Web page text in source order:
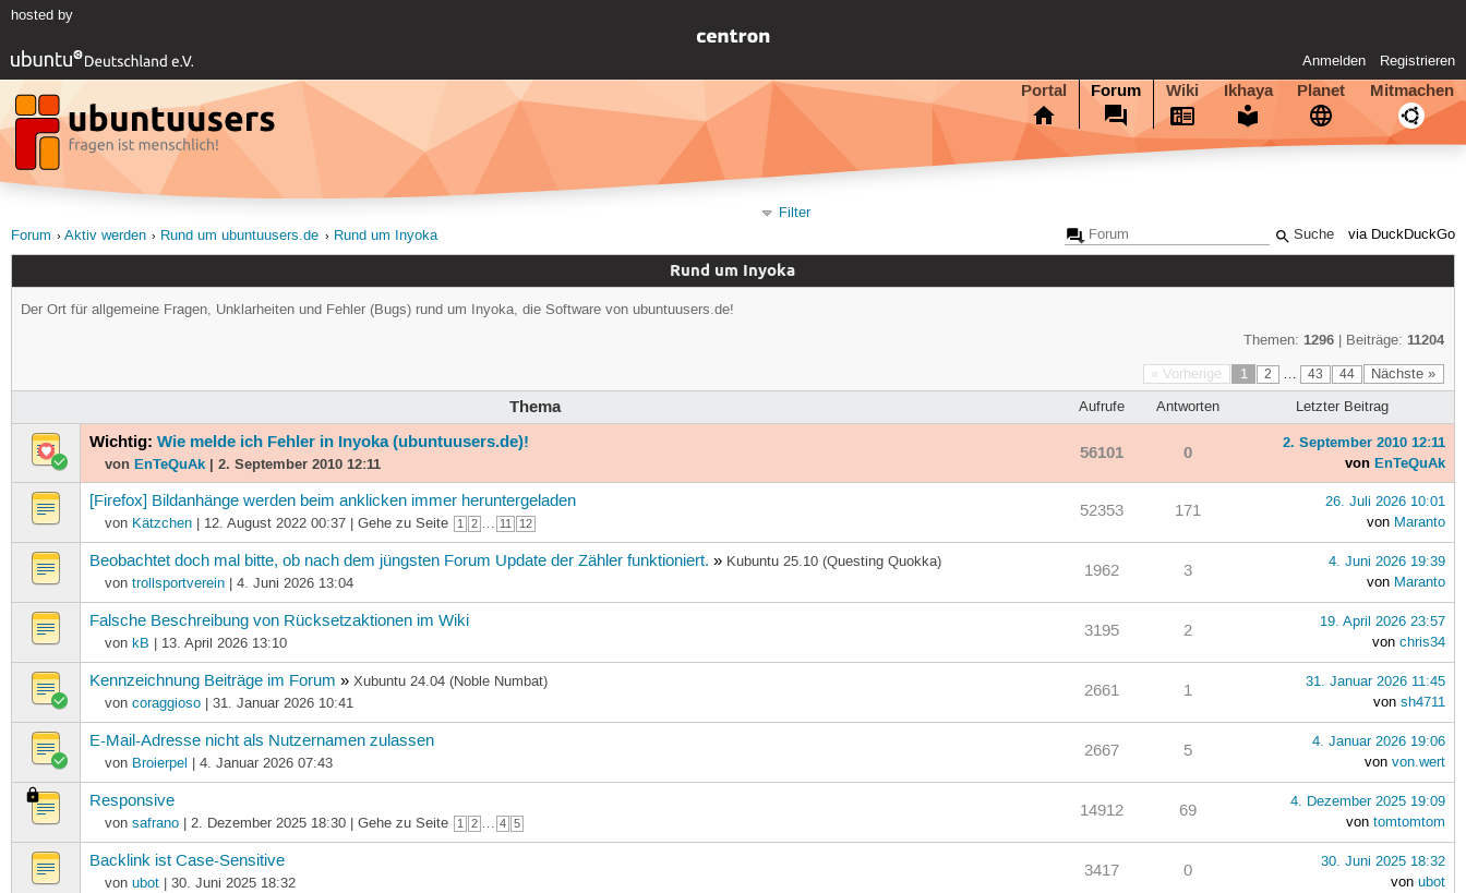
hosted by
Anmelden Registrieren
Portal Forum Wiki Ikhaya Planet Mitmachen
via DuckDuckGo
Filter
Forum
Aktiv werden Rund um ubuntuusers.de Rund um Inyoka
Rund um Inyoka
Der Ort für allgemeine Fragen, Unklarheiten und Fehler (Bugs) rund um Inyoka, die Software von ubuntuusers.de!
Themen: 1296| Beiträge: 11204
« Vorherige 1 2 … 43 44 Nächste »
Thema Aufrufe Antworten Letzter Beitrag
Wichtig: Wie melde ich Fehler in Inyoka (ubuntuusers.de)!
von EnTeQuAk| 2. September 2010 12:11 56101 0
2. September 2010 12:11
von EnTeQuAk
[Firefox] Bildanhänge werden beim anklicken immer heruntergeladen
von Kätzchen| 12. August 2022 00:37 | Gehe zu Seite 1 2 … 11 12
52353 171
26. Juli 2026 10:01
von Maranto
Beobachtet doch mal bitte, ob nach dem jüngsten Forum Update der Zähler funktioniert. » Kubuntu 25.10 (Questing Quokka)
von trollsportverein| 4. Juni 2026 13:04
1962 3
4. Juni 2026 19:39
von Maranto
Falsche Beschreibung von Rücksetzaktionen im Wiki
von kB | 13. April 2026 13:10
3195 2
19. April 2026 23:57
von chris34
Kennzeichnung Beiträge im Forum »Xubuntu 24.04 (Noble Numbat)
von coraggioso| 31. Januar 2026 10:41
2661 1
31. Januar 2026 11:45
von sh4711
E-Mail-Adresse nicht als Nutzernamen zulassen
von Broierpel | 4. Januar 2026 07:43
2667 5
4. Januar 2026 19:06
von von.wert
Responsive
von safrano| 2. Dezember 2025 18:30 | Gehe zu Seite 1 2 … 4 5
14912 69
4. Dezember 2025 19:09
von tomtomtom
Backlink ist Case-Sensitive
von ubot| 30. Juni 2025 18:32
3417 0
30. Juni 2025 18:32
von ubot